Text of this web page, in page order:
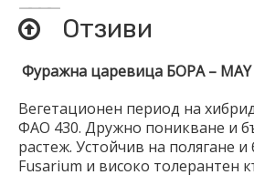
Отзиви
Фуражна царевица БОРА – MAY
Вегетационен период на
ФАО 430. Дружно поникване и
растеж. Устойчив на полягане и
Fusarium и високо толерантен